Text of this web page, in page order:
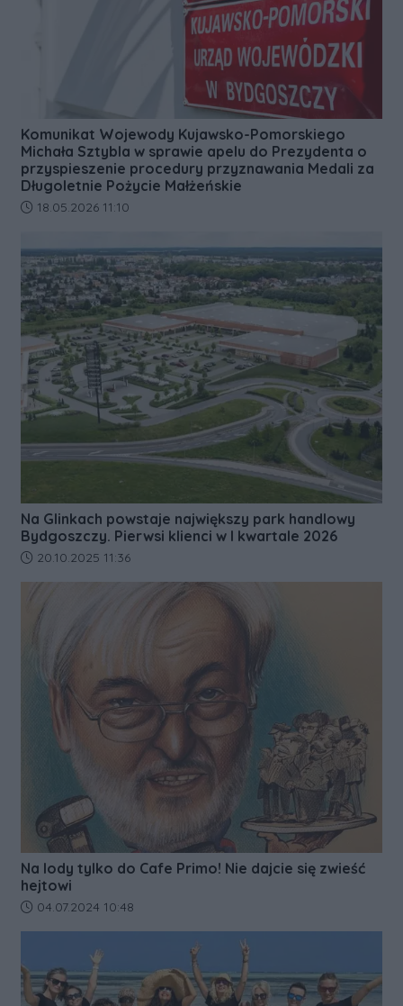
Komunikat Wojewody Kujawsko-Pomorskiego
Michała Sztybla w sprawie apelu do Prezydenta o
przyspieszenie procedury przyznawania Medali za
Długoletnie Pożycie Małżeńskie
Data dodania artykułu:
18.05.2026 11:10
Na Glinkach powstaje największy park handlowy
Bydgoszczy. Pierwsi klienci w I kwartale 2026
Data dodania artykułu:
20.10.2025 11:36
Na lody tylko do Cafe Primo! Nie dajcie się zwieść
hejtowi
Data dodania artykułu:
04.07.2024 10:48